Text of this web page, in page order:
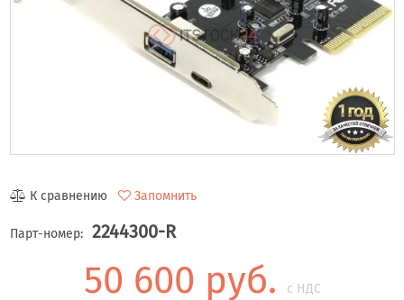
К сравнению Запомнить
Парт-номер: 2244300-R
50 600 руб. с НДС